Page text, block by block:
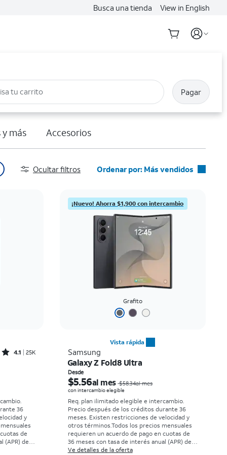
Busca una tienda View in English
tu carrito Pagar
más Accesorios
Ocultar filtros
Ordenar por: Más vendidos
Destacados
Precio: menor a mayor
Precio: mayor a menor
Más reciente
Clasificación: alta a baja
Rated4.1out of 5 stars with25023reviews
4.1 25K
36
y
de
(APR) del
y
¡Nuevo! Ahorra $1,900 con intercambio
Grafito
Vista rápida
Samsung
Galaxy Z Fold8 Ultra
Desde
$5.56al mes$58.34al mes
con intercambio elegible
Req. plan ilimitado elegible e intercambio.
Precio después de los créditos durante 36
meses. Existen restricciones de velocidad y
otros términos.Todos los precios mensuales
requieren un acuerdo de pago en cuotas de
36 meses con tasa de interés anual (APR) del
0%. Sin cargo inicial para clientes elegibles y
Ve detalles de la oferta